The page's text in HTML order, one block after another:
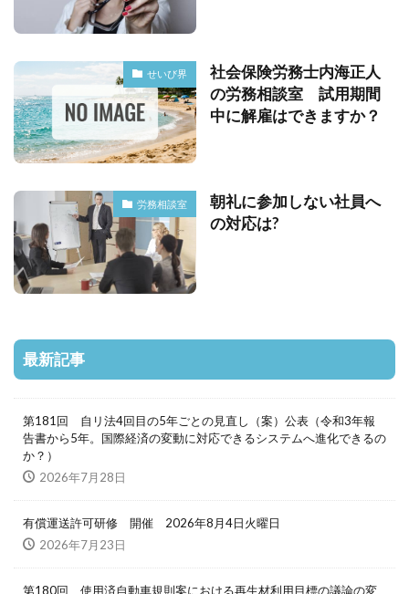
せいび界
社会保険労務士内海正人
の労務相談室 試用期間
中に解雇はできますか？
労務相談室
朝礼に参加しない社員へ
の対応は?
最新記事
第181回 自リ法4回目の5年ごとの見直し（案）公表（令和3年報
告書から5年。国際経済の変動に対応できるシステムへ進化できるの
か？）
2026年7月28日
有償運送許可研修 開催 2026年8月4日火曜日
2026年7月23日
第180回 使用済自動車規則案における再生材利用目標の議論の変